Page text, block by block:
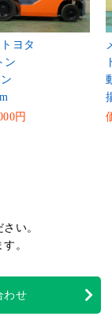
ヨタ
ン
円
い。
。
わせ